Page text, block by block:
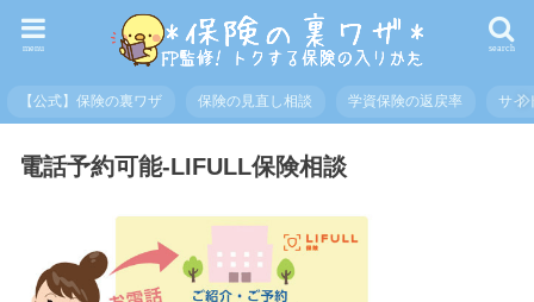
search
menu
【公式】保険の裏ワザ 保険の見直し相談 学資保険の返戻率 サイ
電話予約可能-LIFULL保険相談